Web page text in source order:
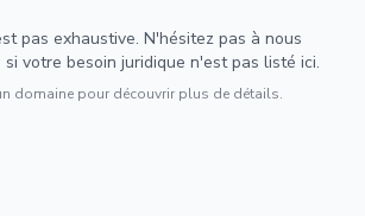
pas exhaustive. N'hésitez pas à nous
votre besoin juridique n'est pas listé ici.
domaine pour découvrir plus de détails.